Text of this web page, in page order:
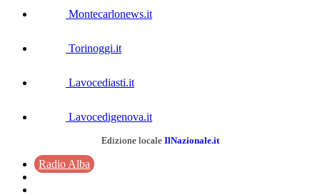
Montecarlonews.it
Torinoggi.it
Lavocediasti.it
Lavocedigenova.it
Edizione locale IlNazionale.it
Radio Alba